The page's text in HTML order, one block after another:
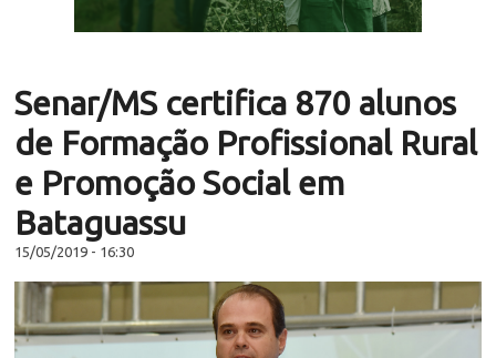
Senar/MS certifica 870 alunos
de Formação Profissional Rural
e Promoção Social em
Bataguassu
15/05/2019 - 16:30